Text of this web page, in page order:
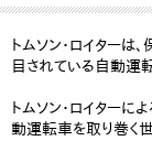
トムソン・ロイター
目されている自動運
トムソン・ロイター
動運転車を取り巻く